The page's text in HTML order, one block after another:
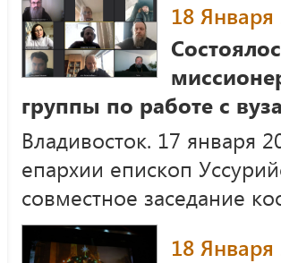
18 Января
группы по работе с
Владивосток. 17 января
епархии епископ
совместное заседание
18 Января